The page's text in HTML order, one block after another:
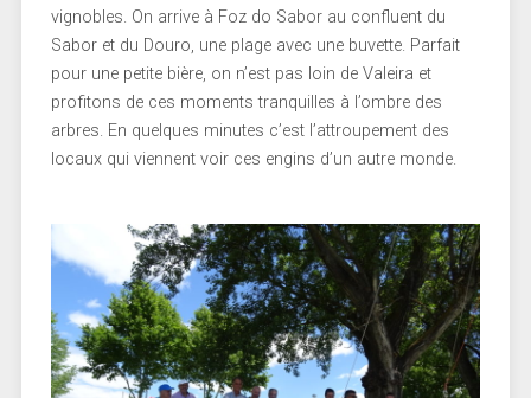
vignobles. On arrive à Foz do Sabor au confluent du
Sabor et du Douro, une plage avec une buvette. Parfait
pour une petite bière, on n’est pas loin de Valeira et
profitons de ces moments tranquilles à l’ombre des
arbres. En quelques minutes c’est l’attroupement des
locaux qui viennent voir ces engins d’un autre monde.